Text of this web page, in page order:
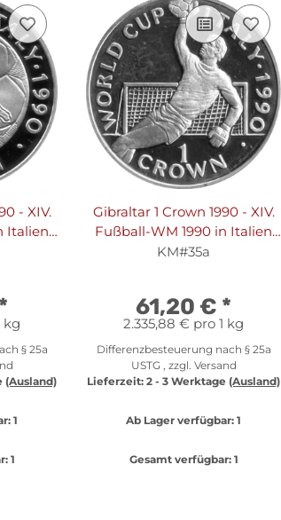
- XIV.
Italien
Silber
*
kg
§ 25a
(Ausland)
1
1
Gibraltar 1 Crown 1990 - XIV.
Fußball-WM 1990 in Italien
"Torhüter" - Silber PP
KM#35a
61,20 € *
2.335,88 € pro 1 kg
Differenzbesteuerung nach § 25a
USTG , zzgl. Versand
Lieferzeit: 2 - 3 Werktage (Ausland)
Ab Lager verfügbar: 1
Gesamt verfügbar:1